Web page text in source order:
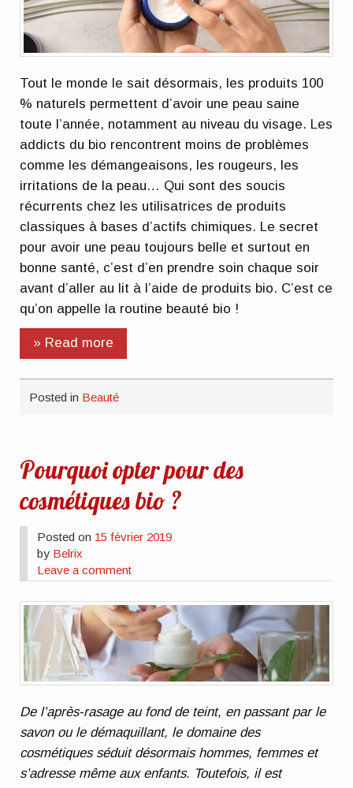
Tout le monde le sait désormais, les produits 100
% naturels permettent d’avoir une peau saine
toute l’année, notamment au niveau du visage. Les
addicts du bio rencontrent moins de problèmes
comme les démangeaisons, les rougeurs, les
irritations de la peau… Qui sont des soucis
récurrents chez les utilisatrices de produits
classiques à bases d’actifs chimiques. Le secret
pour avoir une peau toujours belle et surtout en
bonne santé, c’est d’en prendre soin chaque soir
avant d’aller au lit à l’aide de produits bio. C’est ce
qu’on appelle la routine beauté bio !
» Read more
Posted in Beauté
Pourquoi opter pour des
cosmétiques bio ?
Posted on 15 février 2019
by Belrix
Leave a comment
De l’après-rasage au fond de teint, en passant par le
savon ou le démaquillant, le domaine des
cosmétiques séduit désormais hommes, femmes et
s’adresse même aux enfants. Toutefois, il est